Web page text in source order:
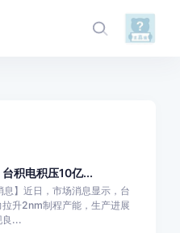
积电积压10亿...
息】近日，市场消息显示，台
升2nm制程产能，生产进展
良...